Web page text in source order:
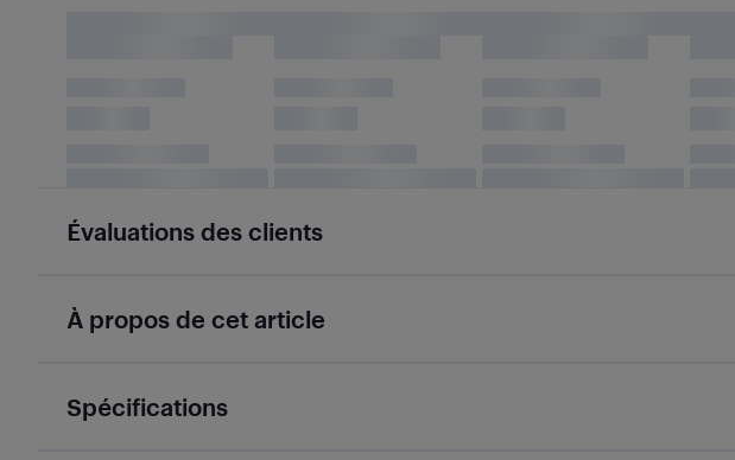
Évaluations des clients
À propos de cet article
Spécifications